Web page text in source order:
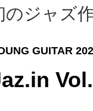
ジャズ
GUITAR